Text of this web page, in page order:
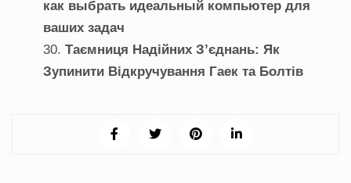
как выбрать идеальный компьютер для
ваших задач
Таємниця Надійних З’єднань: Як
Зупинити Відкручування Гаек та Болтів